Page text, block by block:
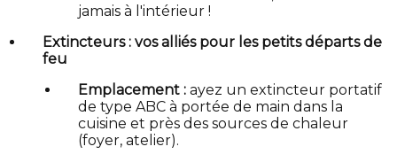
jamais à l'intérieur !
Extincteurs : vos alliés pour les petits départs de
feu
Emplacement : ayez un extincteur portatif
de type ABC à portée de main dans la
cuisine et près des sources de chaleur
(foyer, atelier).